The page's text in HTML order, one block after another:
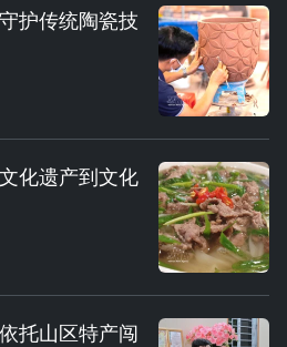
护传统陶瓷技
化遗产到文化
托山区特产闯